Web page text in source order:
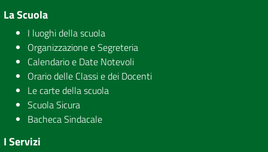
La Scuola
I luoghi della scuola
Organizzazione e Segreteria
Calendario e Date Notevoli
Orario delle Classi e dei Docenti
Le carte della scuola
Scuola Sicura
Bacheca Sindacale
I Servizi